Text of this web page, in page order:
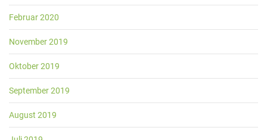
Februar 2020
November 2019
Oktober 2019
September 2019
August 2019